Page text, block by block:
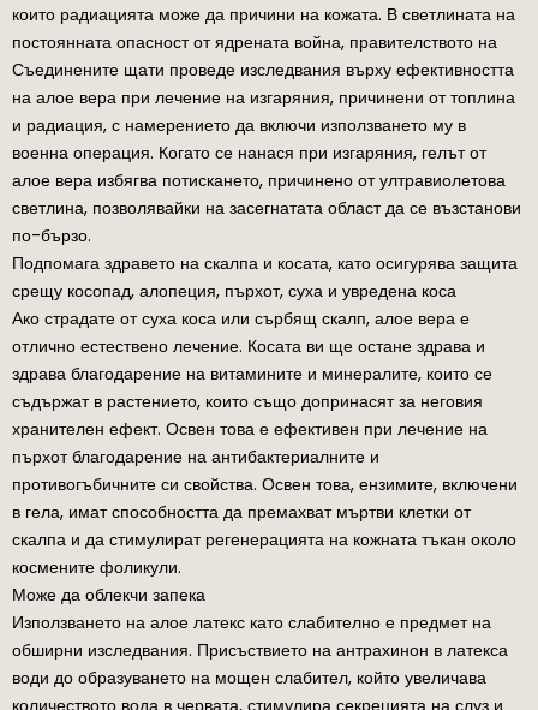
които радиацията може да причини на кожата. В светлината на
постоянната опасност от ядрената война, правителството на
Съединените щати проведе изследвания върху ефективността
на алое вера при лечение на изгаряния, причинени от топлина
и радиация, с намерението да включи използването му в
военна операция. Когато се нанася при изгаряния, гелът от
алое вера избягва потискането, причинено от ултравиолетова
светлина, позволявайки на засегнатата област да се възстанови
по-бързо.
Подпомага здравето на скалпа и косата, като осигурява защита
срещу косопад, алопеция, пърхот, суха и увредена коса
Ако страдате от суха коса или сърбящ скалп, алое вера е
отлично естествено лечение. Косата ви ще остане здрава и
здрава благодарение на витамините и минералите, които се
съдържат в растението, които също допринасят за неговия
хранителен ефект. Освен това е ефективен при лечение на
пърхот благодарение на антибактериалните и
противогъбичните си свойства. Освен това, ензимите, включени
в гела, имат способността да премахват мъртви клетки от
скалпа и да стимулират регенерацията на кожната тъкан около
космените фоликули.
Може да облекчи запека
Използването на алое латекс като слабително е предмет на
обширни изследвания. Присъствието на антрахинон в латекса
води до образуването на мощен слабител, който увеличава
количеството вода в червата, стимулира секрецията на слуз и